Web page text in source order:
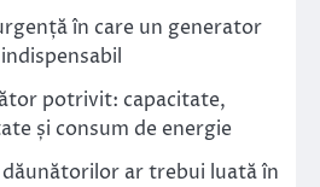
în care un generator
potrivit: capacitate,
și consum de energie
dăunătorilor ar trebui luată în